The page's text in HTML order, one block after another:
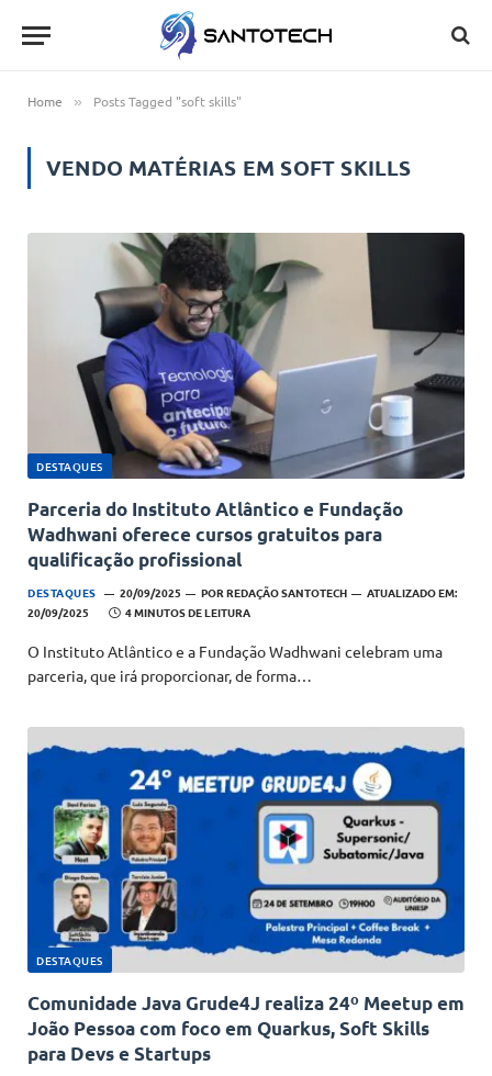
Home » Posts Tagged "soft skills"
VENDO MATÉRIAS EM SOFT SKILLS
DESTAQUES
Parceria do Instituto Atlântico e Fundação
Wadhwani oferece cursos gratuitos para
qualificação profissional
DESTAQUES 20/09/2025 POR REDAÇÃO SANTOTECH
ATUALIZADO EM:
20/09/2025
4 MINUTOS DE LEITURA
O Instituto Atlântico e a Fundação Wadhwani celebram uma
parceria, que irá proporcionar, de forma…
DESTAQUES
Comunidade Java Grude4J realiza 24º Meetup em
João Pessoa com foco em Quarkus, Soft Skills
para Devs e Startups